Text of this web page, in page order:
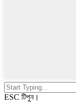
ESC টিপুন।